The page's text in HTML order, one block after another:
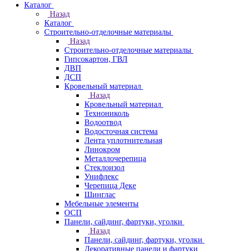
Каталог
Назад
Каталог
Строительно-отделочные материалы
Назад
Строительно-отделочные материалы
Гипсокартон, ГВЛ
ДВП
ДСП
Кровельный материал
Назад
Кровельный материал
Технониколь
Водоотвод
Водосточная система
Лента уплотнительная
Линокром
Металлочерепица
Стеклоизол
Унифлекс
Черепица Деке
Шинглас
Мебельные элементы
ОСП
Панели, сайдинг, фартуки, уголки
Назад
Панели, сайдинг, фартуки, уголки
Декоративные панели и фартуки